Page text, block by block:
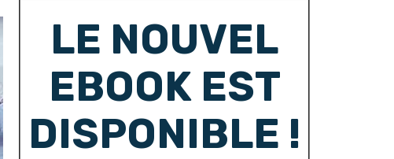
LE NOUVEL
EBOOK EST
DISPONIBLE !